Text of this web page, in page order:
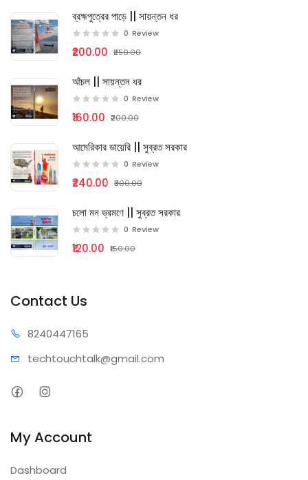
ব্রহ্মপুত্রের পাড়ে || সায়ন্তন ধর
0 Review
₹200.00 ₹250.00
আঁচল || সায়ন্তন ধর
0 Review
₹160.00 ₹200.00
আমেরিকার ডায়েরি || সুব্রত সরকার
0 Review
₹240.00 ₹300.00
চলো মন ভ্রমণে || সুব্রত সরকার
0 Review
₹120.00 ₹150.00
Contact Us
8240447165
techtouchtalk@gmail.com
My Account
Dashboard